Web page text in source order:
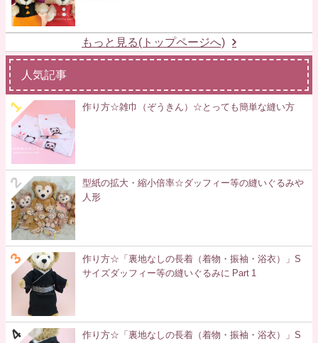
もっと見る(トップページへ)
人気記事
作り方☆雑巾（ぞうきん）☆とっても簡単な縫い方
型紙の拡大・縮小倍率☆ダッフィー等の縫いぐるみや
人形
作り方☆「裏地なしの長着（着物・振袖・浴衣）」S
サイズダッフィー等の縫いぐるみに Part 1
作り方☆「裏地なしの長着（着物・振袖・浴衣）」S